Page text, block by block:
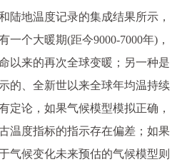
陆地温度记录的集成结果所示，
一个大暖期(距今9000-7000年)，
以来的再次全球变暖；另一种是
的、全新世以来全球年均温持续
定论，如果气候模型模拟正确，
温度指标的指示存在偏差；如果
气候变化未来预估的气候模型则